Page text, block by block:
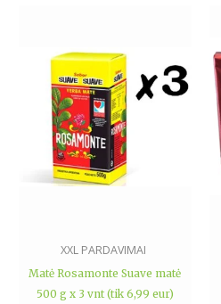
XXL PARDAVIMAI
Matė Rosamonte Suave matė
500 g x 3 vnt (tik 6,99 eur)